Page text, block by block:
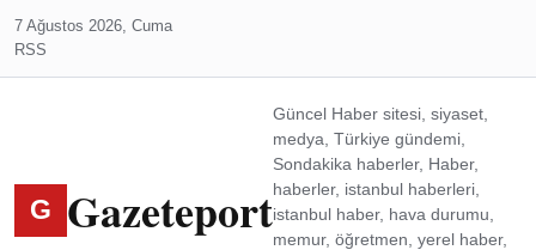
7 Ağustos 2026, Cuma
RSS
G Gazeteport
Güncel Haber sitesi, siyaset,
medya, Türkiye gündemi,
Sondakika haberler, Haber,
haberler, istanbul haberleri,
istanbul haber, hava durumu,
memur, öğretmen, yerel haber,